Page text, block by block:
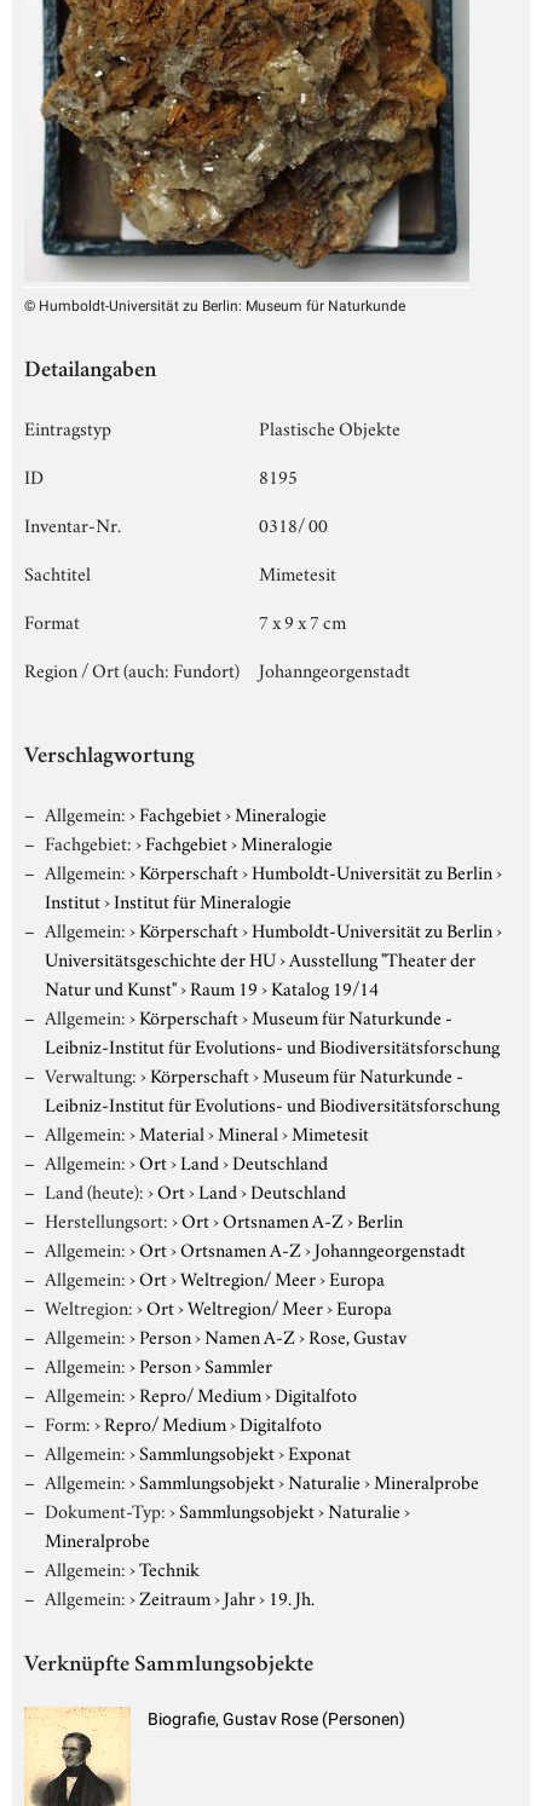
© Humboldt-Universität zu Berlin: Museum für Naturkunde
Detailangaben
Eintragstyp
Plastische Objekte
ID
8195
Inventar-Nr.
0318/ 00
Sachtitel
Mimetesit
Format
7 x 9 x 7 cm
Region / Ort (auch: Fundort)
Johanngeorgenstadt
Verschlagwortung
Allgemein:›Fachgebiet›Mineralogie
Fachgebiet:›Fachgebiet›Mineralogie
Allgemein:›Körperschaft›Humboldt-Universität zu Berlin›
Institut›Institut für Mineralogie
Allgemein:›Körperschaft›Humboldt-Universität zu Berlin›
Universitätsgeschichte der HU›Ausstellung "Theater der
Natur und Kunst"›Raum 19›Katalog 19/14
Allgemein:›Körperschaft›Museum für Naturkunde -
Leibniz-Institut für Evolutions- und Biodiversitätsforschung
Verwaltung:›Körperschaft›Museum für Naturkunde -
Leibniz-Institut für Evolutions- und Biodiversitätsforschung
Allgemein:›Material›Mineral›Mimetesit
Allgemein:›Ort›Land›Deutschland
Land (heute):›Ort›Land›Deutschland
Herstellungsort:›Ort›Ortsnamen A-Z›Berlin
Allgemein:›Ort›Ortsnamen A-Z›Johanngeorgenstadt
Allgemein:›Ort›Weltregion/ Meer›Europa
Weltregion:›Ort›Weltregion/ Meer›Europa
Allgemein:›Person›Namen A-Z›Rose, Gustav
Allgemein:›Person›Sammler
Allgemein:›Repro/ Medium›Digitalfoto
Form:›Repro/ Medium›Digitalfoto
Allgemein:›Sammlungsobjekt›Exponat
Allgemein:›Sammlungsobjekt›Naturalie›Mineralprobe
Dokument-Typ:›Sammlungsobjekt›Naturalie›
Mineralprobe
Allgemein:›Technik
Allgemein:›Zeitraum›Jahr› 19. Jh.
Verknüpfte Sammlungsobjekte
Biografie, Gustav Rose (Personen)